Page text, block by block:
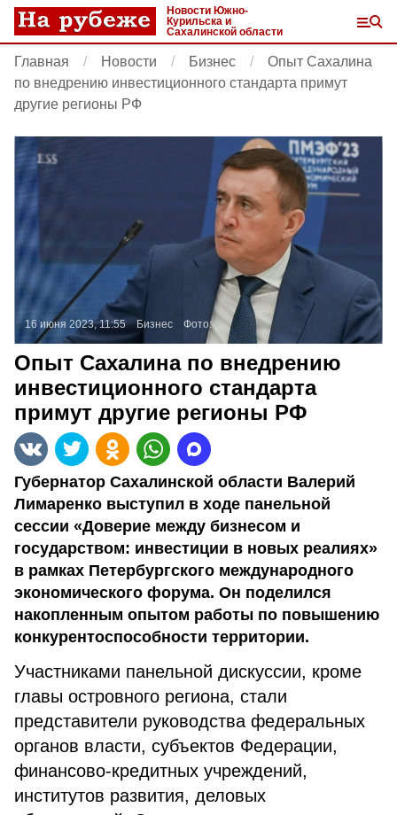
Новости Южно-
Курильска и
Сахалинской области
Главная Новости Бизнес
Опыт Сахалина
по внедрению инвестиционного стандарта примут
другие регионы РФ
16 июня 2023, 11:55 Бизнес Фото:
Опыт Сахалина по внедрению
инвестиционного стандарта
примут другие регионы РФ
Губернатор Сахалинской области Валерий
Лимаренко выступил в ходе панельной
сессии «Доверие между бизнесом и
государством: инвестиции в новых реалиях»
в рамках Петербургского международного
экономического форума. Он поделился
накопленным опытом работы по повышению
конкурентоспособности территории.
Участниками панельной дискуссии, кроме
главы островного региона, стали
представители руководства федеральных
органов власти, субъектов Федерации,
финансово-кредитных учреждений,
институтов развития, деловых